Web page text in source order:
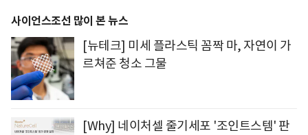
사이언스조선 많이 본 뉴스
[뉴테크] 미세 플라스틱 꼼짝 마, 자연이 가
르쳐준 청소 그물
[Why] 네이처셀 줄기세포 '조인트스템' 판